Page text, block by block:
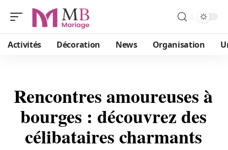
Activités Décoration News Organisation
Rencontres amoureuses à
bourges : découvrez des
célibataires charmants